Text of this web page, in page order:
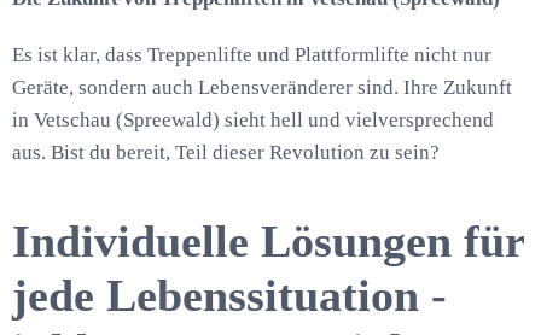
Es ist klar, dass Treppenlifte und Plattformlifte nicht nur
Geräte, sondern auch Lebensveränderer sind. Ihre Zukunft
in Vetschau (Spreewald) sieht hell und vielversprechend
aus. Bist du bereit, Teil dieser Revolution zu sein?
Individuelle Lösungen für
jede Lebenssituation -